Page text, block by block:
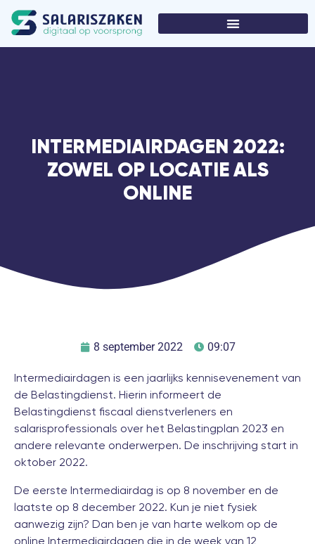
INTERMEDIAIRDAGEN 2022:
ZOWEL OP LOCATIE ALS
ONLINE
8 september 2022 09:07
Intermediairdagen is een jaarlijks kennisevenement van
de Belastingdienst. Hierin informeert de
Belastingdienst fiscaal dienstverleners en
salarisprofessionals over het Belastingplan 2023 en
andere relevante onderwerpen. De inschrijving start in
oktober 2022.
De eerste Intermediairdag is op 8 november en de
laatste op 8 december 2022. Kun je niet fysiek
aanwezig zijn? Dan ben je van harte welkom op de
online Intermediairdagen die in de week van 12